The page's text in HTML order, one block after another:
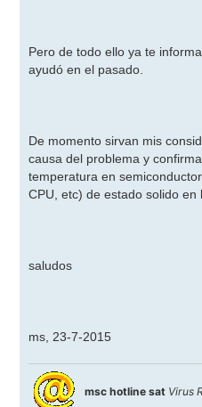
Pero de todo ello ya te
ayudó en el pasado.
De momento sirvan mis
causa del problema y
temperatura en
CPU, etc) de estado solido
saludos
ms, 23-7-2015
msc hotline sat Virus